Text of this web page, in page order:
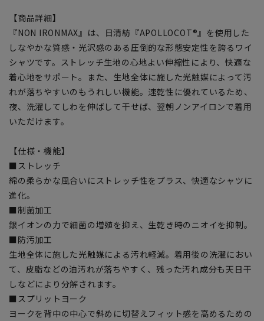
【商品詳細】
『NON IRONMAX』は、日清紡『APOLLOCOT®』を使用した
しなやかな質感・光沢感のある圧倒的な形態安定性を誇るワイ
シャツです。ストレッチ生地の心地よい伸縮性により、快適な
着心地をサポート。また、生地全体に施した光触媒によって汚
れが落ちやすいのもうれしい機能。速乾性に優れているため、
夜、洗濯してしわを伸ばして干せば、翌朝ノンアイロンで着用
いただけます。
【仕様・機能】
■ストレッチ
綿の柔らかな風合いにストレッチ性をプラス、快適なシャツに
進化。
■制菌加工
銀イオンの力で細菌の増殖を抑え、生乾き時のニオイを抑制。
■防汚加工
生地全体に施した光触媒による汚れ軽減。着用後の洗濯におい
て、皮脂などの油汚れが落ちやすく、残った汚れ成分も天日干
しなどにより分解されます。
■スプリットヨーク
ヨークを背中の中心で斜めに切替えフィット感を高めるための